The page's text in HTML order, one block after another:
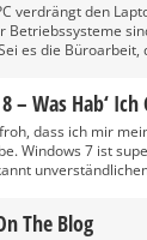
verdrängt den
Betriebssysteme
es die Büroarbeit,
– Was Hab‘ Ich
dass ich mir
Windows 7 ist
The Blog